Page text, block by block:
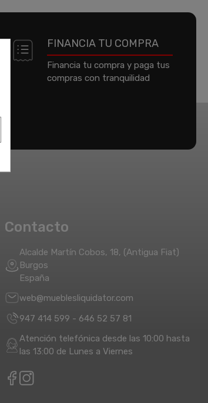
FINANCIA TU COMPRA
Financia tu compra y paga tus
compras con tranquilidad
Contacto
Alcalde Martín Cobos, 18, (Antigua Fiat)
Burgos
España
web@mueblesliquidator.com
947 414 599 - 646 52 57 81
Atención telefónica desde las 10:00 hasta
las 13:00 de Lunes a Viernes